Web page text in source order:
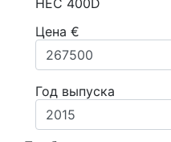
Цена €
Год выпуска